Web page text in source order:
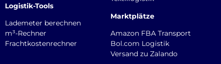
Logistik-Tools
Lademeter berechnen
m³-Rechner
Frachtkostenrechner
Marktplätze
Amazon FBA Transport
Bol.com Logistik
Versand zu Zalando